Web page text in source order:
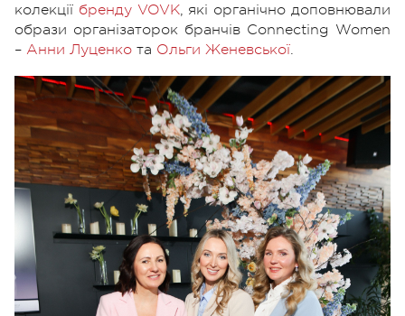
колекції бренду VOVK, які органічно доповнювали
образи організаторок бранчів Connecting Women
– Анни Луценко та Ольги Женевської.